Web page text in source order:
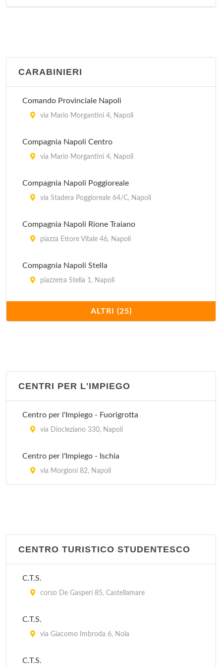
CARABINIERI
Comando Provinciale Napoli
via Mario Morgantini 4, Napoli
Compagnia Napoli Centro
via Mario Morgantini 4, Napoli
Compagnia Napoli Poggioreale
via Stadera Poggioreale 64/C, Napoli
Compagnia Napoli Rione Traiano
piazza Ettore Vitale 46, Napoli
Compagnia Napoli Stella
piazzetta Stella 1, Napoli
Compagnia Napoli Vomero
via Genio 7, Napoli
Regione Carabinieri "Campania"
Stazione Napoli Arenaccia
Stazione Napoli Bagnoli
via Illoneo 23, Napoli
ALTRI (25)
CENTRI PER L'IMPIEGO
Centro per l'Impiego - Fuorigrotta
via Diocleziano 330, Napoli
Centro per l'Impiego - Ischia
via Morgioni 82, Napoli
CENTRO TURISTICO STUDENTESCO
C.T.S.
corso De Gasperi 85, Castellamare
C.T.S.
via Giacomo Imbroda 6, Nola
C.T.S.